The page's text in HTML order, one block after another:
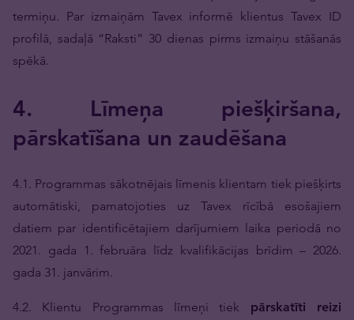
termiņu. Par izmaiņām Tavex informē klientus Tavex ID
profilā, sadaļā “Raksti” 30 dienas pirms izmaiņu stāšanās
spēkā.
4. Līmeņa piešķiršana,
pārskatīšana un zaudēšana
4.1. Programmas sākotnējais līmenis klientam tiek piešķirts
automātiski, pamatojoties uz Tavex rīcībā esošajiem
datiem par identificētajiem darījumiem laika periodā no
2021. gada 1. februāra līdz kvalifikācijas brīdim – 2026.
gada 31. janvārim.
4.2. Klientu Programmas līmeņi tiek pārskatīti reizi